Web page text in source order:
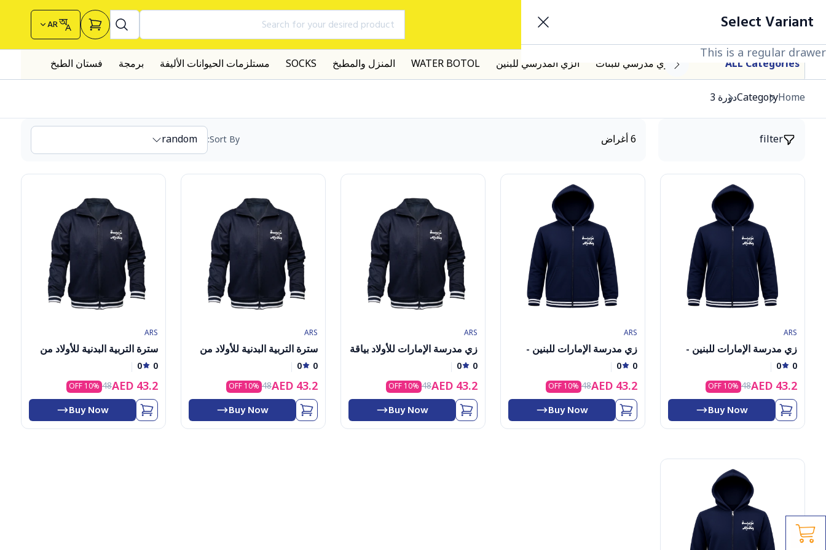
AR
ALL Categories زي مدرسي للبنات الزي المدرسي للبنين WATER BOTOL المنزل والمطبخ SOCKS مستلزمات الحيوانات الأليفة برمجة فستان الطبخ
Home
Categoryدورة 3
filter
6 أغراض Sort By
:
random
ARS
زي مدرسة الإمارات للبنين -
جاكيت تربية بدنية - مقاسات من
1 إلى 4 سنوات
0
0
AED 43.2
48
10% OFF
Buy Now
ARS
زي مدرسة الإمارات للبنين -
جاكيت وقبعة تربية بدنية -
مقاسات من 5 إلى 12
0
0
AED 43.2
48
10% OFF
Buy Now
ARS
زي مدرسة الإمارات للأولاد بياقة
جاكيت (كجم)
0
0
AED 43.2
48
10% OFF
Buy Now
ARS
سترة التربية البدنية للأولاد من
4)
0
0
AED 43.2
48
10% OFF
Buy Now
ARS
سترة التربية البدنية للأولاد من
12)
0
0
AED 43.2
48
10% OFF
Buy Now
filter
This is a regular drawer
6
7
Cart List (0 أغراض)
This is a regular drawer
Select Variant
This is a regular drawer